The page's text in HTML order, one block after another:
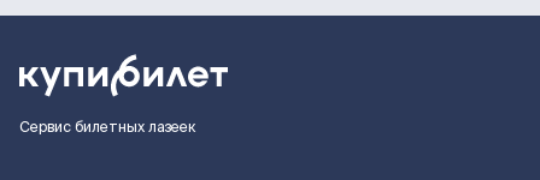
Сервис билетных лазеек